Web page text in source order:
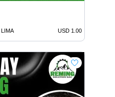
LIMA USD 1.00